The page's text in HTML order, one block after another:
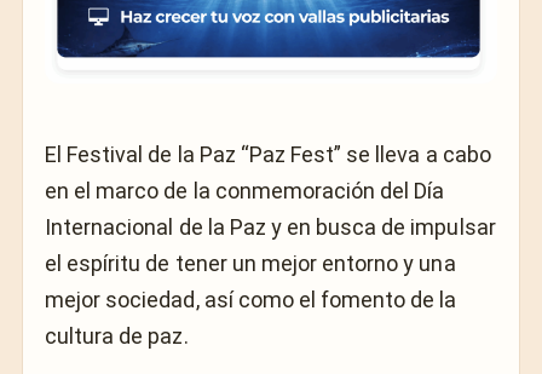
El Festival de la Paz “Paz Fest” se lleva a cabo
en el marco de la conmemoración del Día
Internacional de la Paz y en busca de impulsar
el espíritu de tener un mejor entorno y una
mejor sociedad, así como el fomento de la
cultura de paz.